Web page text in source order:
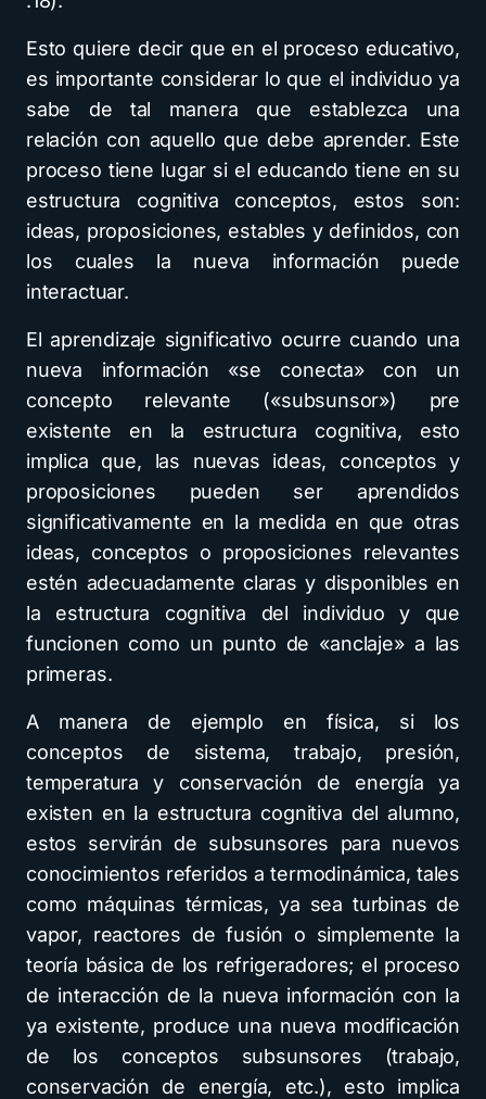
Esto quiere decir que en el proceso educativo,
es importante considerar lo que el individuo ya
sabe de tal manera que establezca una
relación con aquello que debe aprender. Este
proceso tiene lugar si el educando tiene en su
estructura cognitiva conceptos, estos son:
ideas, proposiciones, estables y definidos, con
los cuales la nueva información puede
interactuar.
El aprendizaje significativo ocurre cuando una
nueva información «se conecta» con un
concepto relevante («subsunsor») pre
existente en la estructura cognitiva, esto
implica que, las nuevas ideas, conceptos y
proposiciones pueden ser aprendidos
significativamente en la medida en que otras
ideas, conceptos o proposiciones relevantes
estén adecuadamente claras y disponibles en
la estructura cognitiva del individuo y que
funcionen como un punto de «anclaje» a las
primeras.
A manera de ejemplo en física, si los
conceptos de sistema, trabajo, presión,
temperatura y conservación de energía ya
existen en la estructura cognitiva del alumno,
estos servirán de subsunsores para nuevos
conocimientos referidos a termodinámica, tales
como máquinas térmicas, ya sea turbinas de
vapor, reactores de fusión o simplemente la
teoría básica de los refrigeradores; el proceso
de interacción de la nueva información con la
ya existente, produce una nueva modificación
de los conceptos subsunsores (trabajo,
conservación de energía, etc.), esto implica